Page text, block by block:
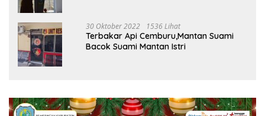
30 Oktober 2022 1536 Lihat
Terbakar Api Cemburu,Mantan Suami
Bacok Suami Mantan Istri